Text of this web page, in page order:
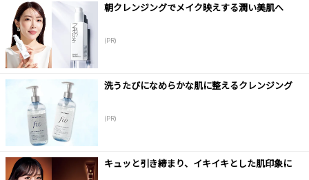
朝クレンジングでメイク映えする潤い美肌へ
(PR)
洗うたびになめらかな肌に整えるクレンジング
(PR)
キュッと引き締まり、イキイキとした肌印象に